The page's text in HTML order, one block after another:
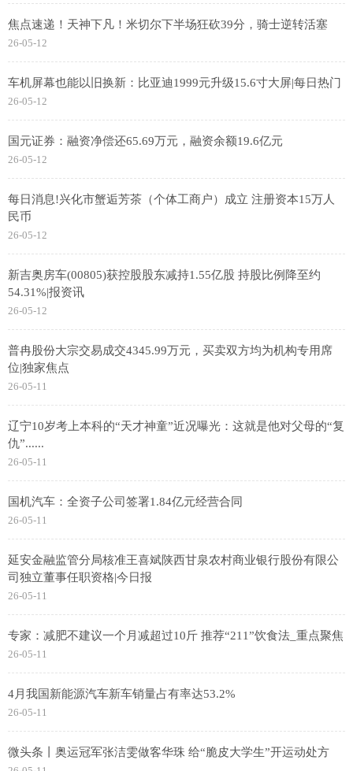
焦点速递！天神下凡！米切尔下半场狂砍39分，骑士逆转活塞
26-05-12
车机屏幕也能以旧换新：比亚迪1999元升级15.6寸大屏|每日热门
26-05-12
国元证券：融资净偿还65.69万元，融资余额19.6亿元
26-05-12
每日消息!兴化市蟹逅芳茶（个体工商户）成立 注册资本15万人
民币
26-05-12
新吉奥房车(00805)获控股股东减持1.55亿股 持股比例降至约
54.31%|报资讯
26-05-12
普冉股份大宗交易成交4345.99万元，买卖双方均为机构专用席
位|独家焦点
26-05-11
辽宁10岁考上本科的“天才神童”近况曝光：这就是他对父母的“复
仇”......
26-05-11
国机汽车：全资子公司签署1.84亿元经营合同
26-05-11
延安金融监管分局核准王喜斌陕西甘泉农村商业银行股份有限公
司独立董事任职资格|今日报
26-05-11
专家：减肥不建议一个月减超过10斤 推荐“211”饮食法_重点聚焦
26-05-11
4月我国新能源汽车新车销量占有率达53.2%
26-05-11
微头条丨奥运冠军张洁雯做客华珠 给“脆皮大学生”开运动处方